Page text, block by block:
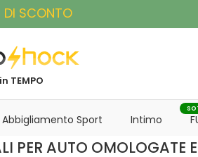
DI SCONTO
TEMPO
Abbigliamento Sport Intimo
PER AUTO OMOLOGATE